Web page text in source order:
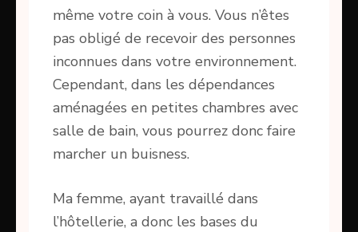
même votre coin à vous. Vous n’êtes
pas obligé de recevoir des personnes
inconnues dans votre environnement.
Cependant, dans les dépendances
aménagées en petites chambres avec
salle de bain, vous pourrez donc faire
marcher un buisness.
Ma femme, ayant travaillé dans
l’hôtellerie, a donc les bases du